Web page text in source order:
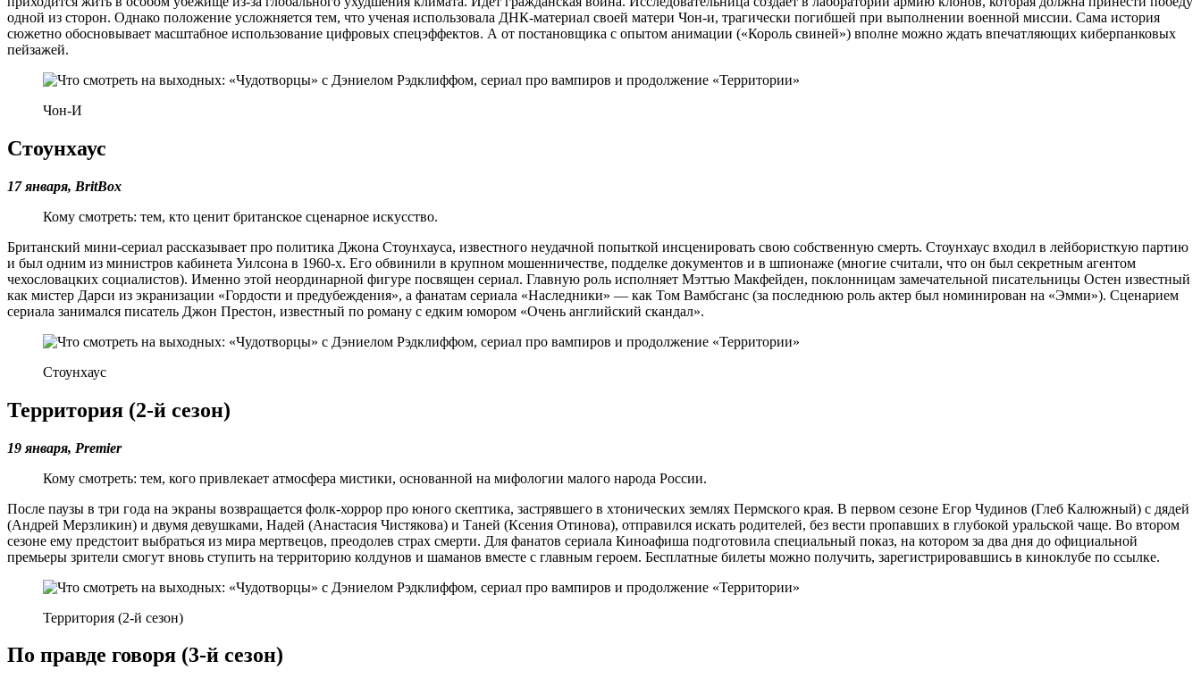
одной из сторон. Однако положение усложняется тем, что ученая использовала ДНК-материал своей матери Чон-и, трагически погибшей при выполнении военной миссии. Сама история
сюжетно обосновывает масштабное использование цифровых спецэффектов. А от постановщика с опытом анимации («Король свиней») вполне можно ждать впечатляющих киберпанковых
пейзажей.
Чон-И
Стоунхаус
17 января, BritBox
Кому смотреть: тем, кто ценит британское сценарное искусство.
Британский мини-сериал рассказывает про политика Джона Стоунхауса, известного неудачной попыткой инсценировать свою собственную смерть. Стоунхаус входил в лейбористкую партию
и был одним из министров кабинета Уилсона в 1960-х. Его обвинили в крупном мошенничестве, подделке документов и в шпионаже (многие считали, что он был секретным агентом
чехословацких социалистов). Именно этой неординарной фигуре посвящен сериал. Главную роль исполняет Мэттью Макфейден, поклонницам замечательной писательницы Остен известный
как мистер Дарси из экранизации «Гордости и предубеждения», а фанатам сериала «Наследники» — как Том Вамбсганс (за последнюю роль актер был номинирован на «Эмми»). Сценарием
сериала занимался писатель Джон Престон, известный по роману с едким юмором «Очень английский скандал».
Стоунхаус
Территория (2-й сезон)
19 января, Premier
Кому смотреть: тем, кого привлекает атмосфера мистики, основанной на мифологии малого народа России.
После паузы в три года на экраны возвращается фолк-хоррор про юного скептика, застрявшего в хтонических землях Пермского края. В первом сезоне Егор Чудинов (Глеб Калюжный) с дядей
(Андрей Мерзликин) и двумя девушками, Надей (Анастасия Чистякова) и Таней (Ксения Отинова), отправился искать родителей, без вести пропавших в глубокой уральской чаще. Во втором
сезоне ему предстоит выбраться из мира мертвецов, преодолев страх смерти. Для фанатов сериала Киноафиша подготовила специальный показ, на котором за два дня до официальной
премьеры зрители смогут вновь ступить на территорию колдунов и шаманов вместе с главным героем. Бесплатные билеты можно получить, зарегистрировавшись в киноклубе по ссылке.
Территория (2-й сезон)
По правде говоря (3-й сезон)